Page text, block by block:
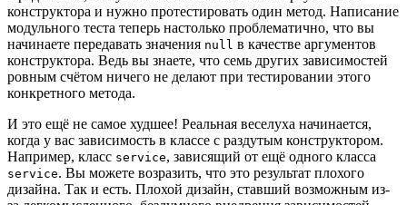
конструктора и нужно протестировать один метод. Написание
модульного теста теперь настолько проблематично, что вы
начинаете передавать значения null в качестве аргументов
конструктора. Ведь вы знаете, что семь других зависимостей
ровным счётом ничего не делают при тестировании этого
конкретного метода.
И это ещё не самое худшее! Реальная веселуха начинается,
когда у вас зависимость в классе с раздутым конструктором.
Например, класс service, зависящий от ещё одного класса
service. Вы можете возразить, что это результат плохого
дизайна. Так и есть. Плохой дизайн, ставший возможным из-